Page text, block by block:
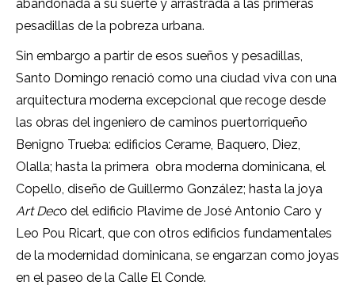
abandonada a su suerte y arrastrada a las primeras
pesadillas de la pobreza urbana.
Sin embargo a partir de esos sueños y pesadillas,
Santo Domingo renació como una ciudad viva con una
arquitectura moderna excepcional que recoge desde
las obras del ingeniero de caminos puertorriqueño
Benigno Trueba: edificios Cerame, Baquero, Diez,
Olalla; hasta la primera obra moderna dominicana, el
Copello, diseño de Guillermo González; hasta la joya
Art Deco del edificio Plavime de José Antonio Caro y
Leo Pou Ricart, que con otros edificios fundamentales
de la modernidad dominicana, se engarzan como joyas
en el paseo de la Calle El Conde.